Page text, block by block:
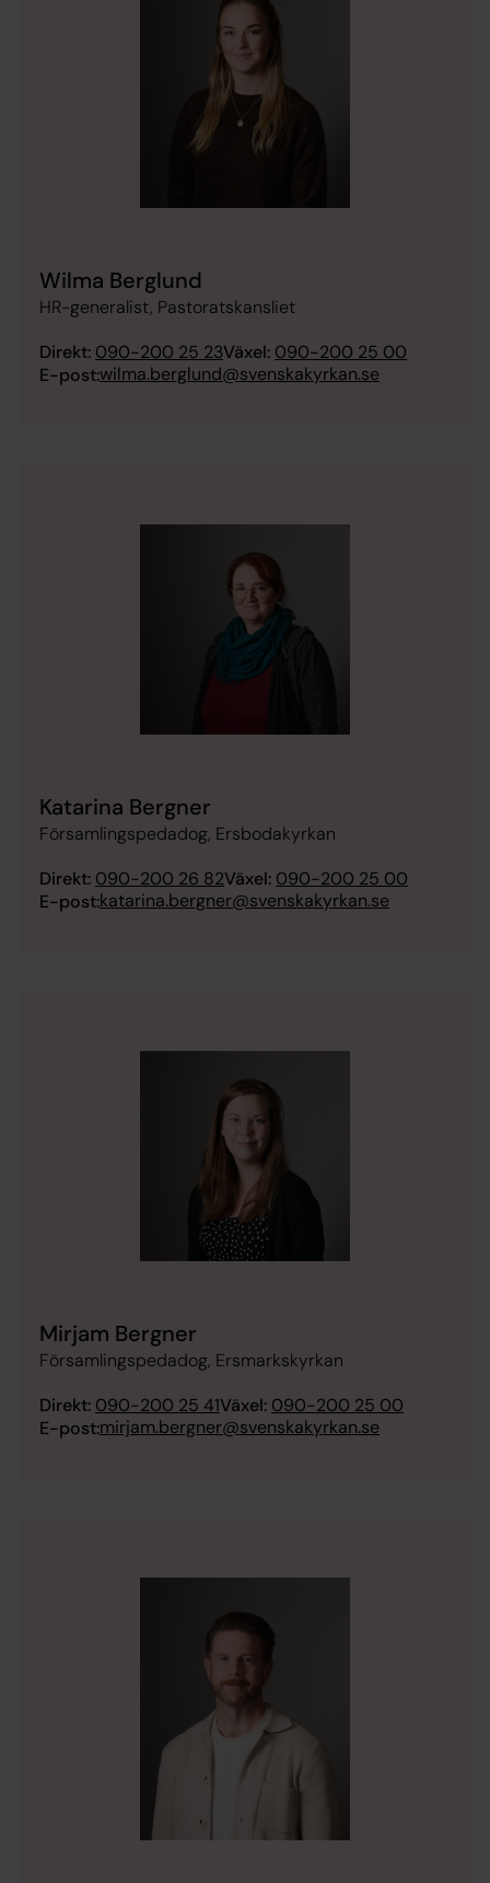
Wilma Berglund
HR-generalist, Pastoratskansliet
Direkt: 090-200 25 23Växel: 090-200 25 00
E-post:wilma.berglund@svenskakyrkan.se
Katarina Bergner
Församlingspedadog, Ersbodakyrkan
Direkt: 090-200 26 82Växel: 090-200 25 00
E-post:katarina.bergner@svenskakyrkan.se
Mirjam Bergner
Församlingspedadog, Ersmarkskyrkan
Direkt: 090-200 25 41Växel: 090-200 25 00
E-post:mirjam.bergner@svenskakyrkan.se